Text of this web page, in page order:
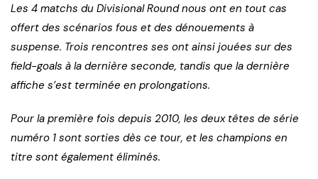
Les 4 matchs du Divisional Round nous ont en tout cas
offert des scénarios fous et des dénouements à
suspense. Trois rencontres ses ont ainsi jouées sur des
field-goals à la dernière seconde, tandis que la dernière
affiche s’est terminée en prolongations.
Pour la première fois depuis 2010, les deux têtes de série
numéro 1 sont sorties dès ce tour, et les champions en
titre sont également éliminés.